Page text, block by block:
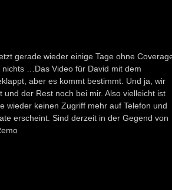
gerade wieder einige Tage ohne
…Das Video für David mit dem
aber es kommt bestimmt. Und ja, wir
der Rest noch bei mir. Also vielleicht ist
wieder keinen Zugriff mehr auf Telefon und
erscheint. Sind derzeit in der Gegend von